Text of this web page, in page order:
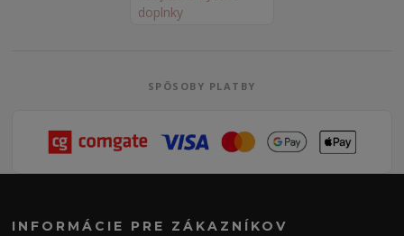
SPÔSOBY PLATBY
INFORMÁCIE PRE ZÁKAZNÍKOV